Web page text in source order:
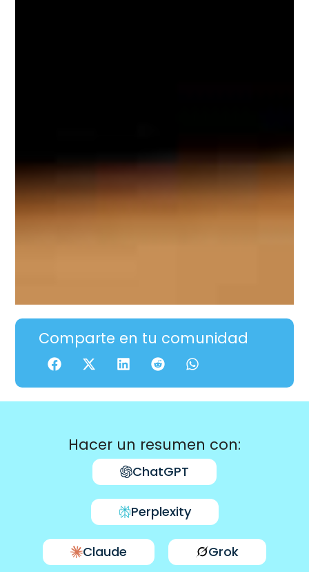
Comparte en tu comunidad
Hacer un resumen con:
ChatGPT
Perplexity
Claude Grok